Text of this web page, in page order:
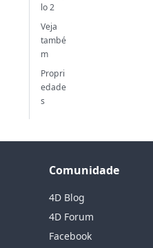
lo 2
Veja
també
m
Propri
edade
s
Comunidade
4D Blog
4D Forum
Facebook